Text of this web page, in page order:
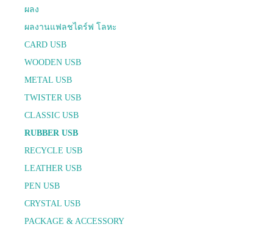
ผลง
ผลงานแฟลชไดร์ฟ โลหะ
CARD USB
WOODEN USB
METAL USB
TWISTER USB
CLASSIC USB
RUBBER USB
RECYCLE USB
LEATHER USB
PEN USB
CRYSTAL USB
PACKAGE & ACCESSORY